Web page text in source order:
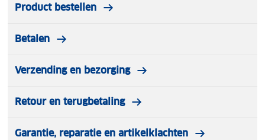
Product bestellen
Betalen
Verzending en bezorging
Retour en terugbetaling
Garantie, reparatie en artikelklachten